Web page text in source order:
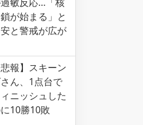
が始まる」と
と警戒が広が
悲報】スキーン
ん、1点台で
ニッシュした
10勝10敗